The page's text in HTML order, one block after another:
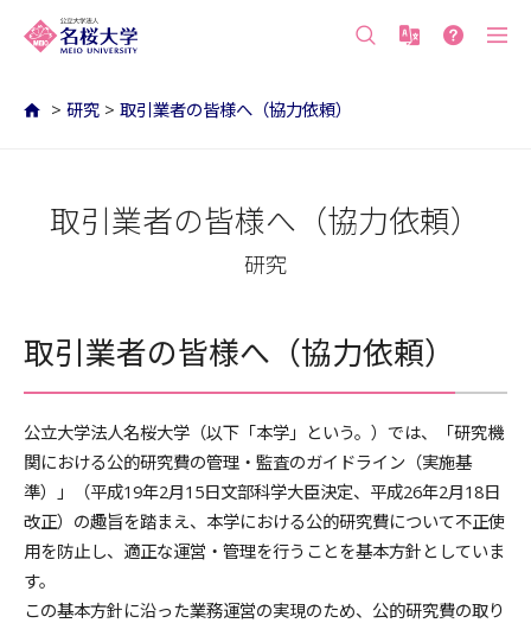
> 研究 > 取引業者の皆様へ（協力依頼）
取引業者の皆様へ（協力依頼）
研究
取引業者の皆様へ（協力依頼）
公立大学法人名桜大学（以下「本学」という。）では、「研究機
関における公的研究費の管理・監査のガイドライン（実施基
準）」（平成19年2月15日文部科学大臣決定、平成26年2月18日
改正）の趣旨を踏まえ、本学における公的研究費について不正使
用を防止し、適正な運営・管理を行うことを基本方針としていま
す。
この基本方針に沿った業務運営の実現のため、公的研究費の取り